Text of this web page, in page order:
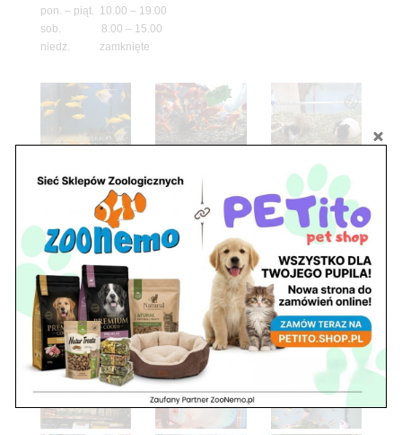
pon. – piąt. 10.00 – 19.00
sob. 8.00 – 15.00
niedz. zamknięte